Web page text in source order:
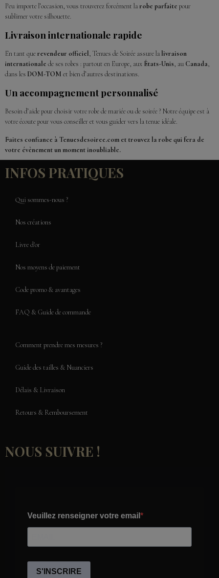
Peu importe l’occasion, vous trouverez forcément larobe parfaite pour
sublimer votre silhouette.
Livraison internationale rapide
En tant querevendeur officiel, Tenues de Soirée assure lalivraison
internationale de ses robes : partout en Europe, aux États-Unis, au Canada,
dans les DOM-TOM et bien d’autres destinations.
Un accompagnement personnalisé
Besoin d’aide pour choisir votre robe de mariée ou de soirée ? Notre équipe est à
votre écoute pour vous conseiller et vous guider vers la tenue idéale.
Faites confiance à Tenuesdesoiree.com et trouvez la robe qui fera de
votre évènement un moment inoubliable.
INFOS PRATIQUES
Qui sommes-nous ?
Nos créations
Livre d'or
Nos moyens de paiement
Code promo & avantages
FAQ & Guide de commande
Comment prendre mes mesures ?
Guide des tailles & Nuanciers
Délais & Livraison
Retours & Remboursement
NOUS SUIVRE !